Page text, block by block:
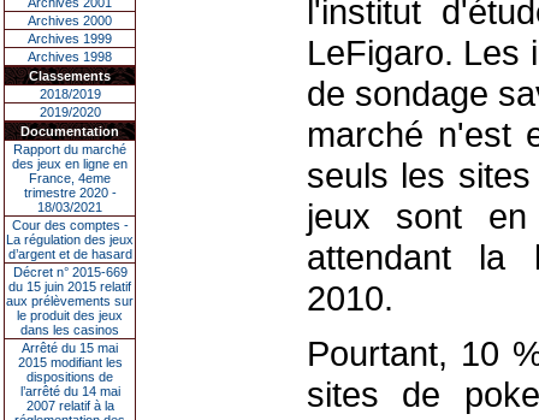
Archives 2000
Archives 1999
Archives 1998
Classements
2018/2019
2019/2020
Documentation
Rapport du marché
des jeux en ligne en
France, 4eme
trimestre 2020 -
18/03/2021
Cour des comptes -
La régulation des jeux
d’argent et de hasard
Décret n° 2015-669
du 15 juin 2015 relatif
aux prélèvements sur
le produit des jeux
dans les casinos
Arrêté du 15 mai
2015 modifiant les
dispositions de
l’arrêté du 14 mai
2007 relatif à la
l'institut
LeFigaro. Les
de sondage
marché n'est
seuls les
jeux sont
attendant la
2010.
Pourtant, 10
sites de